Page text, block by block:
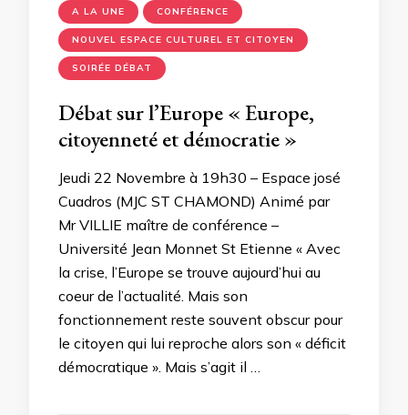
A LA UNE CONFÉRENCE
NOUVEL ESPACE CULTUREL ET CITOYEN
SOIRÉE DÉBAT
Débat sur l’Europe « Europe,
citoyenneté et démocratie »
Jeudi 22 Novembre à 19h30 – Espace josé
Cuadros (MJC ST CHAMOND) Animé par
Mr VILLIE maître de conférence –
Université Jean Monnet St Etienne « Avec
la crise, l’Europe se trouve aujourd’hui au
coeur de l’actualité. Mais son
fonctionnement reste souvent obscur pour
le citoyen qui lui reproche alors son « déficit
démocratique ». Mais s’agit il …